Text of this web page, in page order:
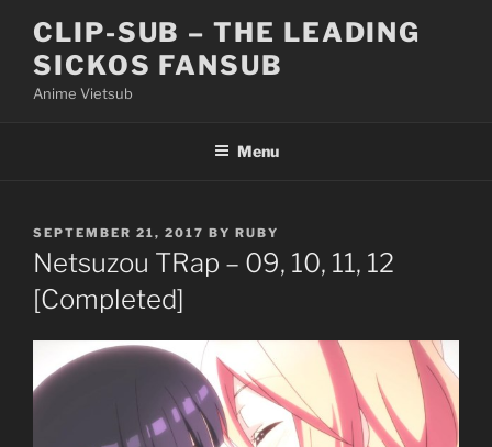
content
CLIP-SUB – THE LEADING
SICKOS FANSUB
Anime Vietsub
Menu
POSTED
ON
SEPTEMBER 21, 2017 BY RUBY
Netsuzou TRap – 09, 10, 11, 12
[Completed]